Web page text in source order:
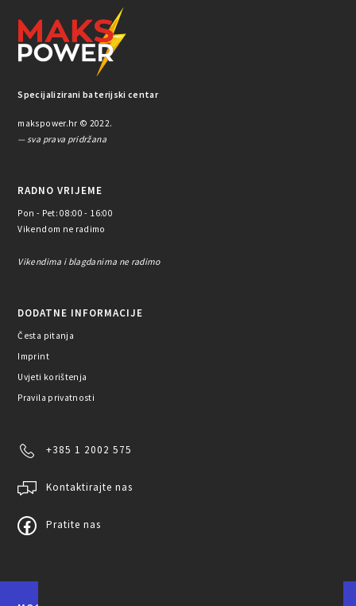
Specijalizirani baterijski centar
makspower.hr © 2022.
— sva prava pridržana
RADNO VRIJEME
Pon - Pet: 08:00 - 16:00
Vikendom ne radimo
Vikendima i blagdanima ne radimo
DODATNE INFORMACIJE
Česta pitanja
Imprint
Uvjeti korištenja
Pravila privatnosti
+385 1 2002 575
Kontaktirajte nas
Pratite nas